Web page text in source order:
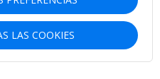
LAS COOKIES